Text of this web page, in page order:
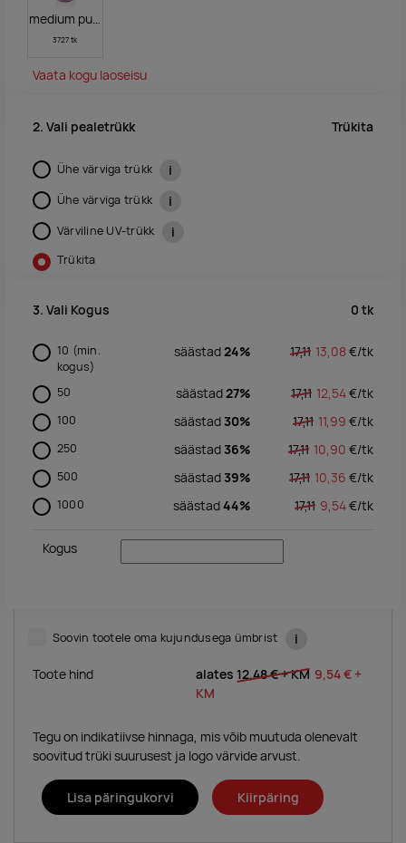
medium purple
3727 tk
Vaata kogu laoseisu
2. Vali pealetrükk Trükita
Ühe värviga trükk i
Ühe värviga trükk i
Värviline UV-trükk i
Trükita
3. Vali Kogus 0 tk
10 (min.
kogus)
säästad24% 17,11 13,08 €/tk
50 säästad27% 17,11 12,54€/tk
100 säästad 30% 17,11 11,99 €/tk
250 säästad 36% 17,11 10,90 €/tk
500 säästad 39% 17,11 10,36 €/tk
1000 säästad44% 17,11 9,54€/tk
Kogus
Soovin tootele oma kujundusega ümbrist i
Toote hind alates 12,48 €+ KM 9,54 € +
KM
Tegu on indikatiivse hinnaga, mis võib muutuda olenevalt
soovitud trüki suurusest ja logo värvide arvust.
Lisa päringukorvi Kiirpäring